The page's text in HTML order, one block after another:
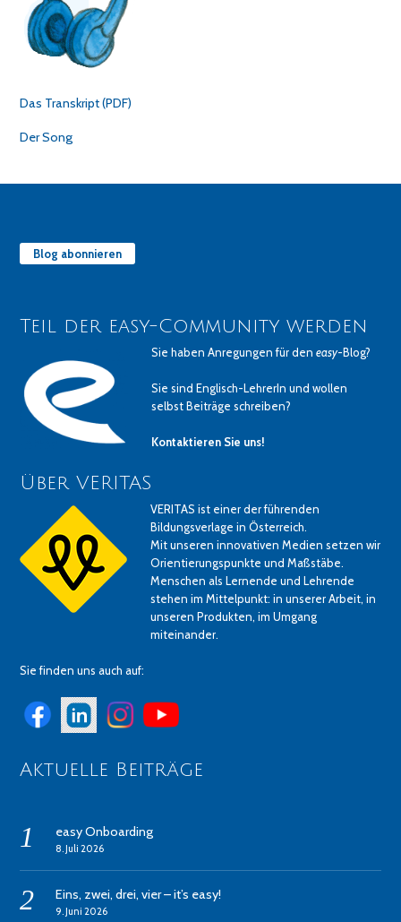
Das Transkript (PDF)
Der Song
Blog abonnieren
Teil der easy-Community werden
Sie haben Anregungen für deneasy-Blog?
Sie sind Englisch-LehrerIn und wollen
selbst Beiträge schreiben?
Kontaktieren Sie uns!
Über VERITAS
VERITAS ist einer der führenden
Bildungsverlage in Österreich.
Mit unseren innovativen Medien setzen wir
Orientierungspunkte und Maßstäbe.
Menschen als Lernende und Lehrende
stehen im Mittelpunkt: in unserer Arbeit, in
unseren Produkten, im Umgang
miteinander.
Sie finden uns auch auf:
Aktuelle Beiträge
easy Onboarding
8. Juli 2026
Eins, zwei, drei, vier – it’s easy!
9. Juni 2026